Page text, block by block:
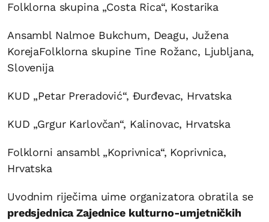
Folklorna skupina „Costa Rica“, Kostarika
Ansambl Nalmoe Bukchum, Deagu, Južena
KorejaFolklorna skupine Tine Rožanc, Ljubljana,
Slovenija
KUD „Petar Preradović“, Đurđevac, Hrvatska
KUD „Grgur Karlovčan“, Kalinovac, Hrvatska
Folklorni ansambl „Koprivnica“, Koprivnica,
Hrvatska
Uvodnim riječima uime organizatora obratila se
predsjednica Zajednice kulturno-umjetničkih